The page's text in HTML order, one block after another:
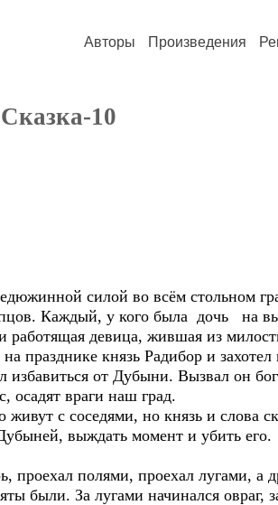
Авторы Произведения
10
силой во всём стольном
Каждый, у кого была дочь на
девица, жившая из
празднике князь Радибор и
избавиться от Дубыни. Вызвал он
осадят враги наш град.
с соседями, но князь и слова
выждать момент и убить его.
проехал полями, проехал лугами, а
были. За лугами начинался овраг,